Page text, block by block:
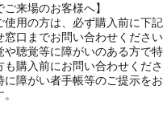
ご来場のお客様へ】
使用の方は、必ず購入前に下
窓口までお問い合わせください
や聴覚等に障がいのある方で
も購入前にお問い合わせくださ
障がい者手帳等のご提示を